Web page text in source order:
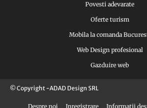
Povesti adevarate
Oferte turism
Mobila la comanda
Web Design profesional
Gazduire web
© Copyright -ADAD Design SRL
Despre noi Inregistrare Informatii